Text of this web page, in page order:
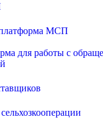
МСП
для работы с